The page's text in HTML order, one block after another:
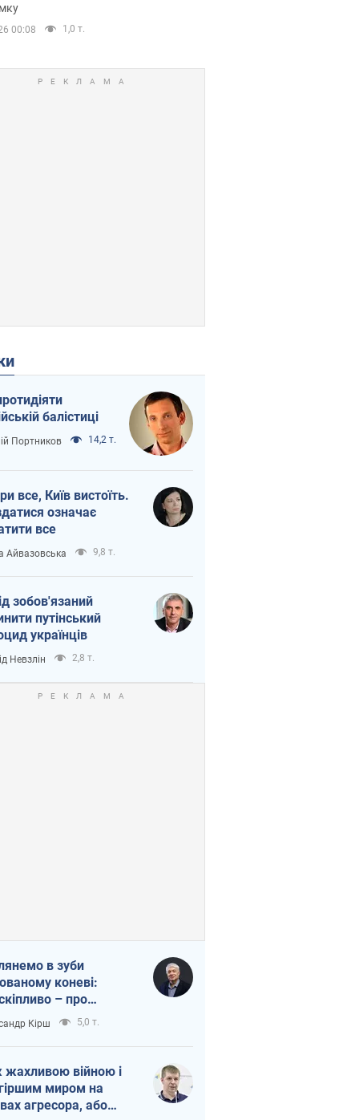
00:08 1,0 т.
балістиці
Портников 14,2 т.
все, Київ вистоїть.
означає
все
Айвазовська 9,8 т.
зобов'язаний
путінський
українців
Невзлін 2,8 т.
в зуби
коневі:
– про
Україні
Кірш 5,0 т.
жахливою війною і
миром на
агресора, або